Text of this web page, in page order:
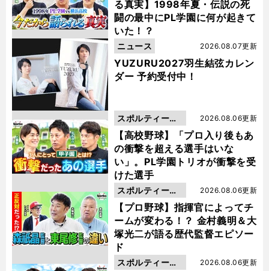
る真実】1998年夏・伝説の死
闘の最中にPL学園に何が起きて
いた！？
YUZURU2027羽生結弦カレン
ダー 予約受付中！
2026.08.07更新
ニュース
【高校野球】「プロ入り後もあ
の衝撃を超える選手はいな
い」。PL学園トリオが衝撃を受
けた選手
2026.08.06更新
スポルティーバ
動画
【プロ野球】指揮官によってチ
ームが変わる！？ 金村義明＆大
塚光二が語る歴代監督エピソー
ド
2026.08.06更新
スポルティーバ
動画
2026.08.06更新
スポルティーバ